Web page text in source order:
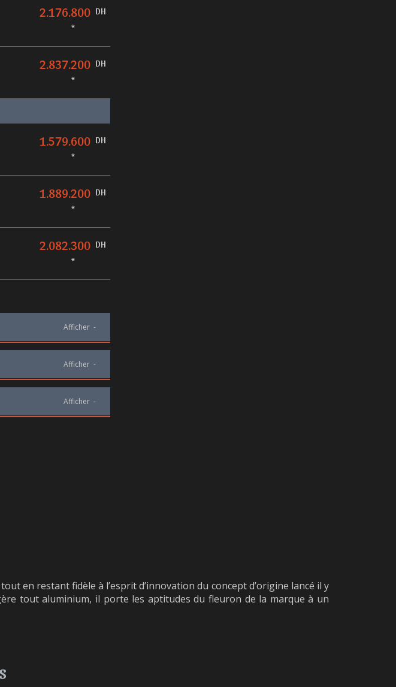
2.176.800 DH
*
2.837.200 DH
*
1.579.600 DH
*
1.889.200 DH
*
2.082.300 DH
*
Afficher -
Afficher -
Afficher -
en restant fidèle à l’esprit d’innovation du concept d’origine lancé il y
tout aluminium, il porte les aptitudes du fleuron de la marque à un